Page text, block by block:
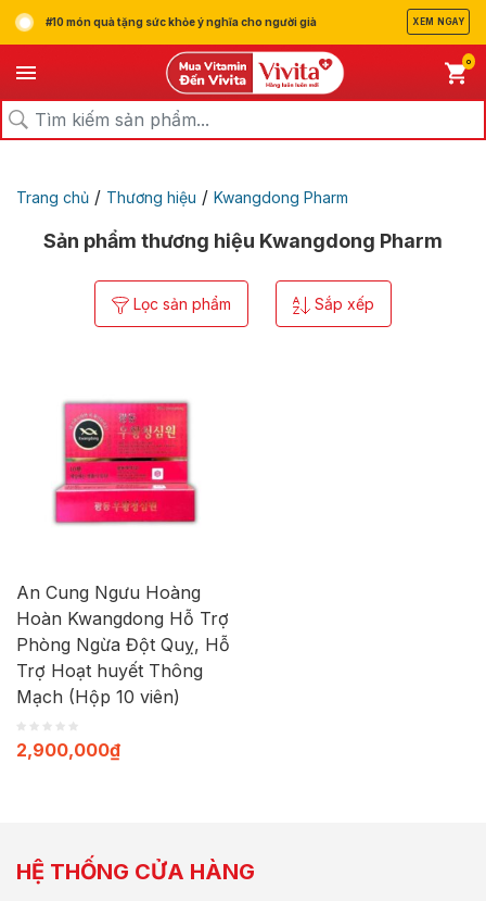
#10 món quà tặng sức khỏe ý nghĩa cho người già XEM NGAY
0
Trang chủ / Thương hiệu / Kwangdong Pharm
Sản phẩm thương hiệu Kwangdong Pharm
Lọc sản phẩm Sắp xếp
An Cung Ngưu Hoàng
Hoàn Kwangdong Hỗ Trợ
Phòng Ngừa Đột Quỵ, Hỗ
Trợ Hoạt huyết Thông
Mạch (Hộp 10 viên)
2,900,000₫
HỆ THỐNG CỬA HÀNG